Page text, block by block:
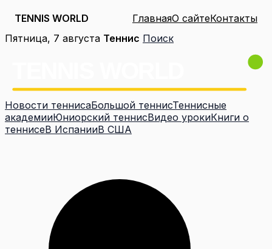
TENNIS WORLD ГлавнаяО сайтеКонтакты
Перейти
Пятница, 7 августа Теннис Поиск
Новости теннисаБольшой теннисТеннисные
академииЮниорский теннисВидео урокиКниги о
теннисеВ ИспанииВ США